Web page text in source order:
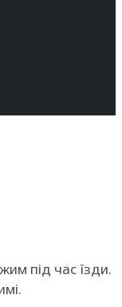
під час їзди.